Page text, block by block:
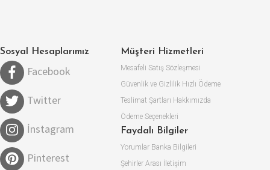
Sosyal Hesaplarımız
Facebook
Twitter
İnstagram
Pinterest
Müşteri Hizmetleri
Mesafeli Satış Sözleşmesi
Güvenlik ve Gizlilik Hızlı Ödeme
Teslimat Şartları Hakkımızda
Ödeme Seçenekleri
Faydalı Bilgiler
Yorumlar Banka Bilgileri
Şehirler Arası İletişim